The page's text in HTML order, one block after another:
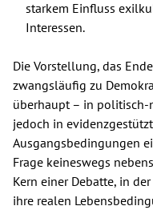
starkem Einfluss
Interessen.
Die Vorstellung, das
zwangsläufig zu
überhaupt – in politisch-
jedoch in
Ausgangsbedingungen
Frage keineswegs
Kern einer Debatte, in
ihre realen